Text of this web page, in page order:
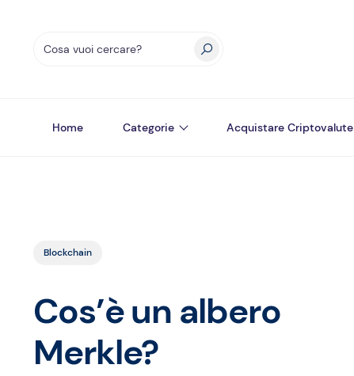
Home Categorie Acquistare Criptovalute
Blockchain
Cos’è un albero
Merkle?